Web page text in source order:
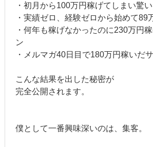
・初月から100万円稼げてしまい驚
・実績ゼロ、経験ゼロから始めて89
・何年も稼げなかったのに230万円
ン
・メルマガ40日目で180万円稼いだ
こんな結果を出した秘密が
完全公開されます。
僕として一番興味深いのは、集客。